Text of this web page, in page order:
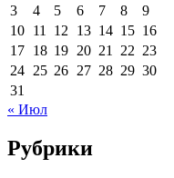
3
4 5 6 7 8
9
10 11 12 13 14 15 16
17 18 19 20 21 22 23
24 25 26 27 28 29 30
31
« Июл
Рубрики